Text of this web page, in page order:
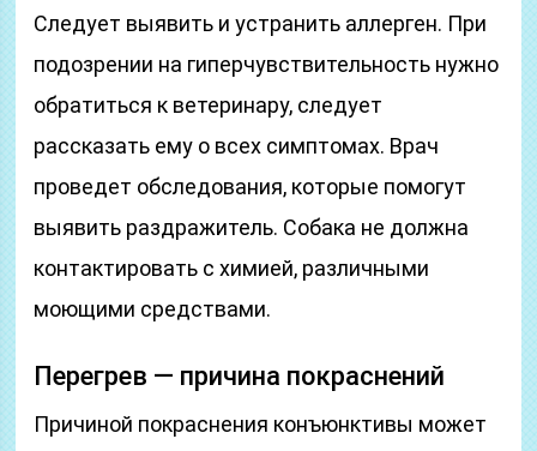
Следует выявить и устранить аллерген. При
подозрении на гиперчувствительность нужно
обратиться к ветеринару, следует
рассказать ему о всех симптомах. Врач
проведет обследования, которые помогут
выявить раздражитель. Собака не должна
контактировать с химией, различными
моющими средствами.
Перегрев — причина покраснений
Причиной покраснения конъюнктивы может